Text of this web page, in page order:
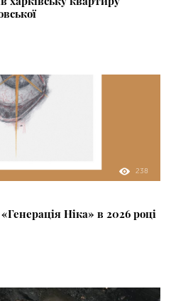
238
Ніка» в 2026 році